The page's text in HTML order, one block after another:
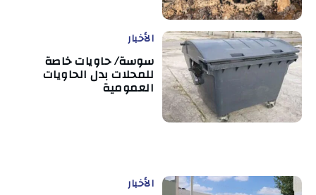
الأخبار
سوسة/ حاويات خاصة
للمحلات بدل الحاويات
العمومية
الأخبار